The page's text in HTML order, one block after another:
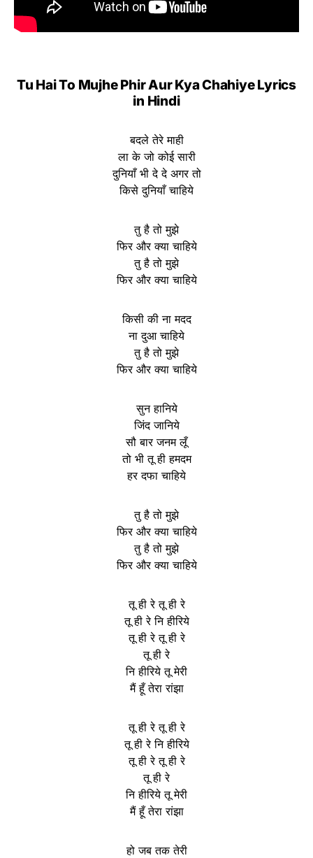
Tu Hai To Mujhe Phir Aur Kya Chahiye Lyrics
in Hindi
बदले तेरे माही
ला के जो कोई सारी
दुनियाँ भी दे दे अगर तो
किसे दुनियाँ चाहिये
तु है तो मुझे
फिर और क्या चाहिये
तु है तो मुझे
फिर और क्या चाहिये
किसी की ना मदद
ना दुआ चाहिये
तु है तो मुझे
फिर और क्या चाहिये
सुन हानिये
जिंद जानिये
सौ बार जनम लूँ
तो भी तू ही हमदम
हर दफा चाहिये
तु है तो मुझे
फिर और क्या चाहिये
तु है तो मुझे
फिर और क्या चाहिये
तू ही रे तू ही रे
तू ही रे नि हीरिये
तू ही रे तू ही रे
तू ही रे
नि हीरिये तू मेरी
मैं हूँ तेरा रांझा
तू ही रे तू ही रे
तू ही रे नि हीरिये
तू ही रे तू ही रे
तू ही रे
नि हीरिये तू मेरी
मैं हूँ तेरा रांझा
हो जब तक तेरी